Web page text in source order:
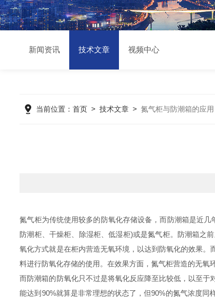
新闻资讯 技术文章 视频中心
当前位置：首页 >技术文章 >氮气柜与防潮箱的应用
氮气柜为传统使用较多的防氧化存储设备，而防潮箱是近
防潮柜、干燥柜、除湿柜、低湿柜)或是氮气柜。防潮箱之
氧化方式就是在柜内营造无氧环境，以达到防氧化的效果
料进行防氧化存储的使用。在效果方面，氮气柜营造的无氧
而防潮箱的防氧化只不过是将氧化反应降至比较低，以至
能达到90%就算是非常理想的状态了，但90%的氮气浓度